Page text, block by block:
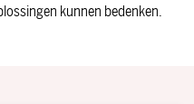
kunnen bedenken.